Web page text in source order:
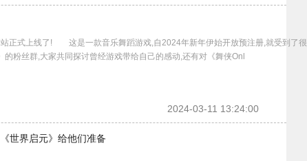
式上线了! 这是一款音乐舞蹈游戏,自2024年新年伊始开放预注册,就受到了很
粉丝群,大家共同探讨曾经游戏带给自己的感动,还有对《舞侠Onl
2024-03-11 13:24:00
世界启元》给他们准备